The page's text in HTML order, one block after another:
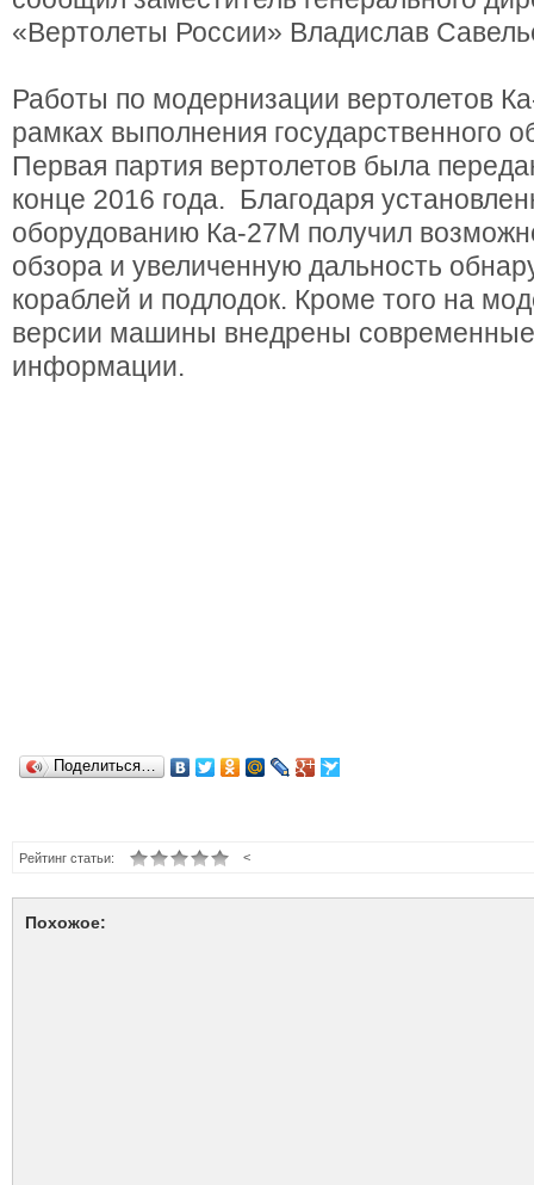
«Вертолеты России» Владислав
Работы по модернизации вертолетов
рамках выполнения государственного
Первая партия вертолетов была
конце 2016 года. Благодаря
оборудованию Ка-27М получил
обзора и увеличенную дальность
кораблей и подлодок. Кроме того на
версии машины внедрены
информации.
Поделиться…
<
Рейтинг статьи:
Похожое: